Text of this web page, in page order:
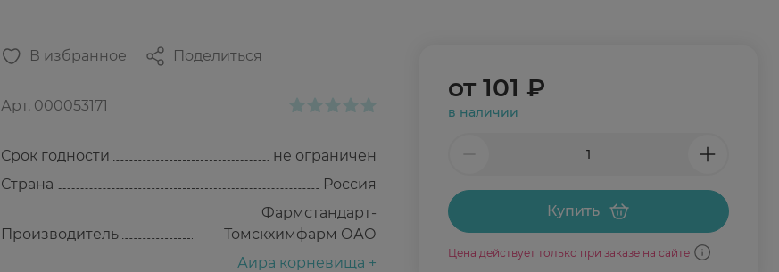
В избранное Поделиться
Арт. 000053171
Срок годности
не ограничен
Страна
Россия
Производитель
Фармстандарт-
Томскхимфарм ОАО
Аира корневища +
от 101 ₽
в наличии
Купить
Цена действует только при заказе на сайте